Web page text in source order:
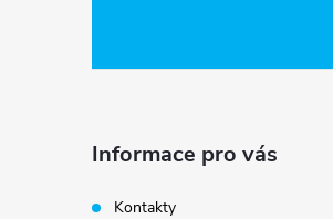
Informace pro vás
Kontakty